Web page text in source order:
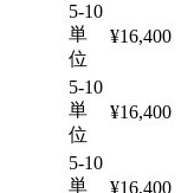
5-10
単
位
¥16,400
5-10
単
位
¥16,400
5-10
単
¥16,400